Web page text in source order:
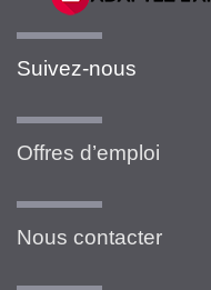
Suivez-nous
Offres d’emploi
Nous contacter